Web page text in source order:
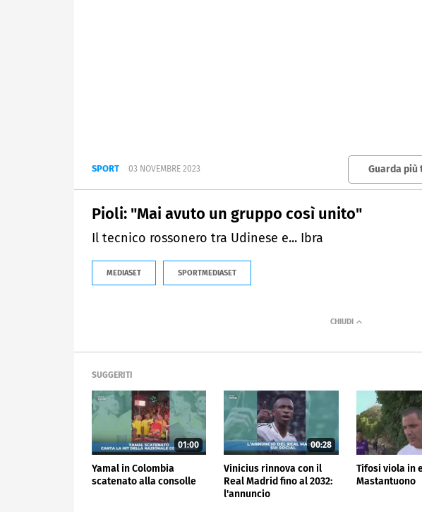
SPORT 03 NOVEMBRE 2023 Guarda più
Pioli: "Mai avuto un gruppo così unito"
Il tecnico rossonero tra Udinese e... Ibra
MEDIASET SPORTMEDIASET
SUGGERITI
01:00
Yamal in Colombia
scatenato alla consolle
00:28
Vinicius rinnova con il
Real Madrid fino al 2032:
l'annuncio
Tifosi viola in
Mastantuono